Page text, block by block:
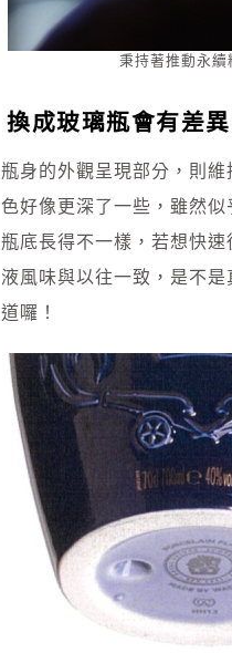
秉持著推動永續
換成玻璃瓶會有差
瓶身的外觀呈現部分，則
色好像更深了一些，雖然
瓶底長得不一樣，若想快
液風味與以往一致，是不
道囉！